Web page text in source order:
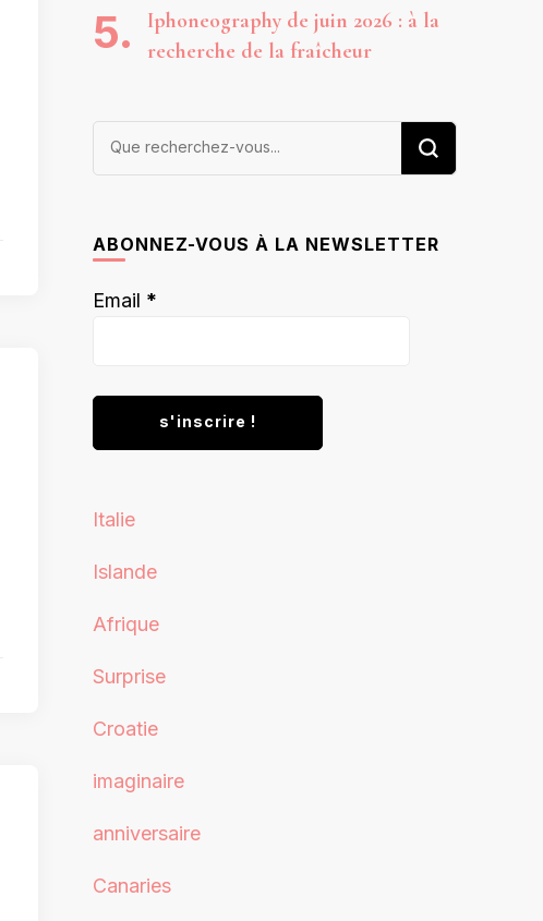
Iphoneography de juin 2026 : à la
recherche de la fraîcheur
Vous
ABONNEZ-VOUS À LA NEWSLETTER
Email *
Italie
Islande
Afrique
Surprise
Croatie
imaginaire
anniversaire
Canaries